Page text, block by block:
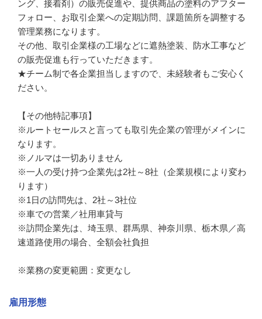
ング、接着剤）の販売促進や、提供商品の塗料のアフター
フォロー、お取引企業への定期訪問、課題箇所を調整する
管理業務になります。
その他、取引企業様の工場などに遮熱塗装、防水工事など
の販売促進も行っていただきます。
★チーム制で各企業担当しますので、未経験者もご安心く
ださい。
【その他特記事項】
※ルートセールスと言っても取引先企業の管理がメインに
なります。
※ノルマは一切ありません
※一人の受け持つ企業先は2社～8社（企業規模により変わ
ります）
※1日の訪問先は、2社～3社位
※車での営業／社用車貸与
※訪問企業先は、埼玉県、群馬県、神奈川県、栃木県／高
速道路使用の場合、全額会社負担
※業務の変更範囲：変更なし
雇用形態